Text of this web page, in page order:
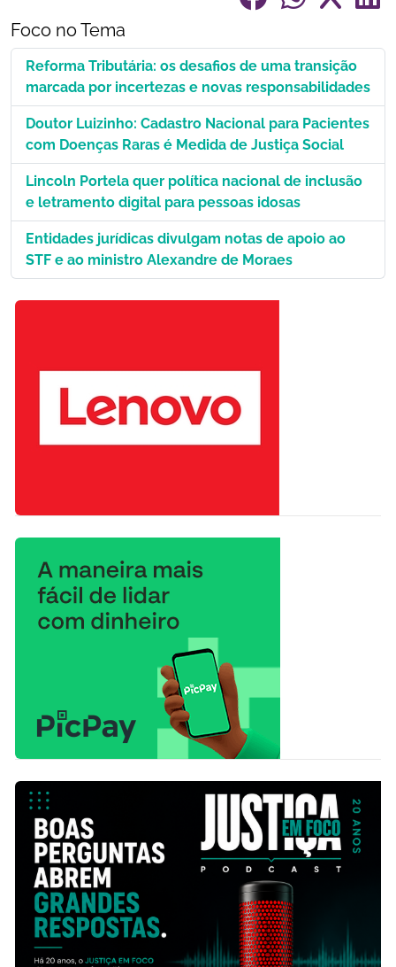
Foco no Tema
Reforma Tributária: os desafios de uma transição
marcada por incertezas e novas responsabilidades
Doutor Luizinho: Cadastro Nacional para Pacientes
com Doenças Raras é Medida de Justiça Social
Lincoln Portela quer política nacional de inclusão
e letramento digital para pessoas idosas
Entidades jurídicas divulgam notas de apoio ao
STF e ao ministro Alexandre de Moraes